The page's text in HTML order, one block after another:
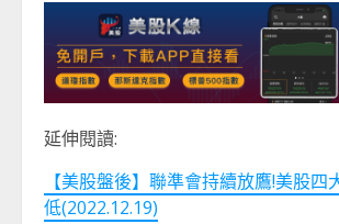
延伸閱讀:
【美股盤後】聯準會持續放鷹!美股四
低(2022.12.19)